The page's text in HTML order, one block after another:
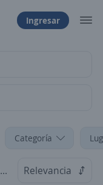
Ingresar
Categoría
Relevancia